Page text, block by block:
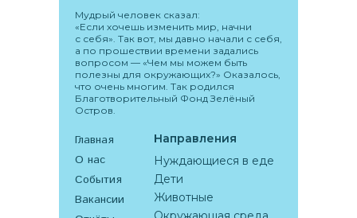
Мудрый человек сказал:
«Если хочешь изменить мир, начни
с себя». Так вот, мы давно начали с себя,
а по прошествии времени задались
вопросом –– «Чем мы можем быть
полезны для окружающих?» Оказалось,
что очень многим. Так родился
Благотворительный Фонд Зелёный
Остров.
Главная
О нас
События
Вакансии
Животные
Дети
Нуждающиеся в еде
Направления